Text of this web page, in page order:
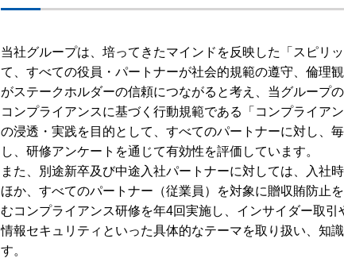
当社グループは、培ってきたマインドを反映した「スピリ
て、すべての役員・パートナーが社会的規範の遵守、倫理
がステークホルダーの信頼につながると考え、当グループ
コンプライアンスに基づく行動規範である「コンプライア
の浸透・実践を目的として、すべてのパートナーに対し、
し、研修アンケートを通じて有効性を評価しています。
また、別途新卒及び中途入社パートナーに対しては、入社
ほか、すべてのパートナー（従業員）を対象に贈収賄防止
むコンプライアンス研修を年4回実施し、インサイダー取
情報セキュリティといった具体的なテーマを取り扱い、知
す。